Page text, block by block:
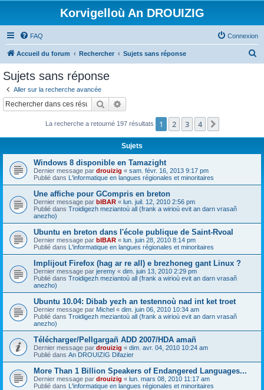
Korvigelloù An DROUIZIG
FAQ Connexion
Accueil du forum Rechercher Sujets sans réponse
c
Sujets sans réponse
Aller sur la recherche avancée
Rechercher
La recherche a retourné 197 résultats 1 2 3 4
Sujets
Windows 8 disponible en Tamazight
Dernier message par drouizig « sam. févr. 16, 2013 9:17 pm
Publié dans L'informatique en langues régionales et minoritaires
Une affiche pour GCompris en breton
Dernier message par bIBAR « lun. juil. 12, 2010 2:56 pm
Publié dans Troidigezh meziantoù all (frank a wirioù evit an darn vrasañ
anezho)
Ubuntu en breton dans l'école publique de Saint-Rvoal
Dernier message par bIBAR « lun. juin 28, 2010 8:14 pm
Publié dans L'informatique en langues régionales et minoritaires
Implijout Firefox (hag ar re all) e brezhoneg gant Linux ?
Dernier message par jeremy « dim. juin 13, 2010 2:29 pm
Publié dans Troidigezh meziantoù all (frank a wirioù evit an darn vrasañ
anezho)
Ubuntu 10.04: Dibab yezh an testennoù nad int ket troet
Dernier message par Michel « dim. juin 06, 2010 10:34 am
Publié dans Troidigezh meziantoù all (frank a wirioù evit an darn vrasañ
anezho)
Télécharger/Pellgargañ ADD 2007/HDA amañ
Dernier message par drouizig « dim. avr. 04, 2010 10:24 am
Publié dans An DROUIZIG Difazier
More Than 1 Billion Speakers of Endangered Languages...
Dernier message par drouizig « lun. mars 08, 2010 11:17 am
Publié dans L'informatique en langues régionales et minoritaires